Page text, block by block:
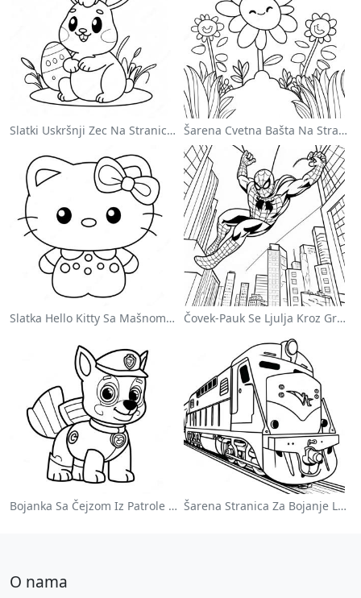
Slatki Uskršnji Zec Na Stranici Za Bojanje Šarena Cvetna Bašta Na Stranici Za Bojanje
Slatka Hello Kitty Sa Mašnom - Bojanka Čovek-Pauk Se Ljulja Kroz Grad - Bojanka
Bojanka Sa Čejzom Iz Patrole Pasa Šarena Stranica Za Bojanje Lokomotive
O nama